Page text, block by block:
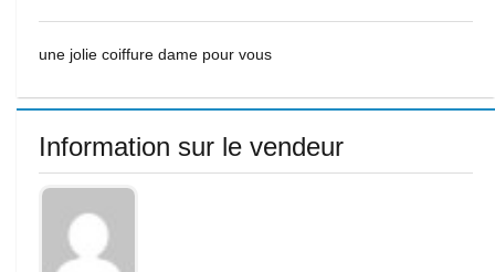
une jolie coiffure dame pour vous
Information sur le vendeur